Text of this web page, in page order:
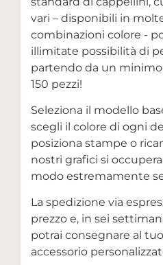
vari – disponibili in
combinazioni colore -
illimitate possibilità di
partendo da un minimo
150 pezzi!
Seleziona il modello
scegli il colore di ogni
posiziona stampe o
nostri grafici si
modo estremamente
La spedizione via
prezzo e, in sei
potrai consegnare al
accessorio